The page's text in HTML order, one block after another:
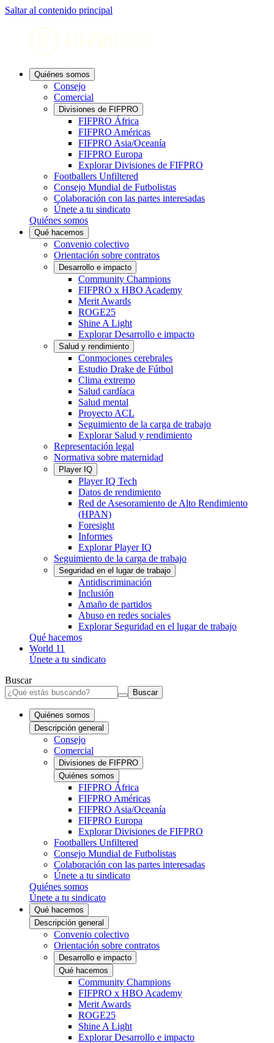
Saltar al contenido principal
Quiénes somos
Consejo
Comercial
Divisiones de FIFPRO
FIFPRO África
FIFPRO Américas
FIFPRO Asia/Oceanía
FIFPRO Europa
Explorar Divisiones de FIFPRO
Footballers Unfiltered
Consejo Mundial de Futbolistas
Colaboración con las partes interesadas
Únete a tu sindicato
Quiénes somos
Qué hacemos
Convenio colectivo
Orientación sobre contratos
Desarrollo e impacto
Community Champions
FIFPRO x HBO Academy
Merit Awards
ROGE25
Shine A Light
Explorar Desarrollo e impacto
Salud y rendimiento
Conmociones cerebrales
Estudio Drake de Fútbol
Clima extremo
Salud cardíaca
Salud mental
Proyecto ACL
Seguimiento de la carga de trabajo
Explorar Salud y rendimiento
Representación legal
Normativa sobre maternidad
Player IQ
Player IQ Tech
Datos de rendimiento
Red de Asesoramiento de Alto Rendimiento
(HPAN)
Foresight
Informes
Explorar Player IQ
Seguimiento de la carga de trabajo
Seguridad en el lugar de trabajo
Antidiscriminación
Inclusión
Amaño de partidos
Abuso en redes sociales
Explorar Seguridad en el lugar de trabajo
Qué hacemos
World 11
Únete a tu sindicato
Buscar
Buscar
Quiénes somos
Descripción general
Consejo
Comercial
Divisiones de FIFPRO
Quiénes somos
FIFPRO África
FIFPRO Américas
FIFPRO Asia/Oceanía
FIFPRO Europa
Explorar Divisiones de FIFPRO
Footballers Unfiltered
Consejo Mundial de Futbolistas
Colaboración con las partes interesadas
Únete a tu sindicato
Quiénes somos
Únete a tu sindicato
Qué hacemos
Descripción general
Convenio colectivo
Orientación sobre contratos
Desarrollo e impacto
Qué hacemos
Community Champions
FIFPRO x HBO Academy
Merit Awards
ROGE25
Shine A Light
Explorar Desarrollo e impacto